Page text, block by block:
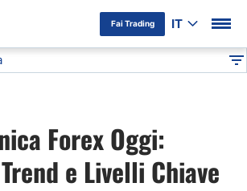
Fai Trading IT
Forex Oggi:
e Livelli Chiave